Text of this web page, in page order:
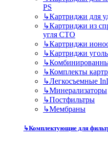
PS
↳Картриджи для
↳Картриджи из
угля CTO
↳Картриджи
↳Картриджи
↳
↳Комплекты
↳Легкосъемные
↳Минерализаторы
↳Постфильтры
↳Мембраны
↳Комплектующие для